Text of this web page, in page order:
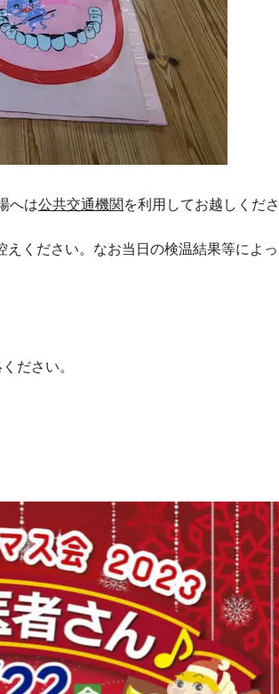
へは公共交通機関 を利用してお越しくださ
えください。なお当日の検温結果等によっ
ださい。